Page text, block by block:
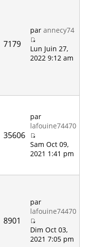
7179
parannecy74
Lun Juin 27,
2022 9:12 am
35606
par
lafouine74470
Sam Oct 09,
2021 1:41 pm
8901
par
lafouine74470
Dim Oct 03,
2021 7:05 pm